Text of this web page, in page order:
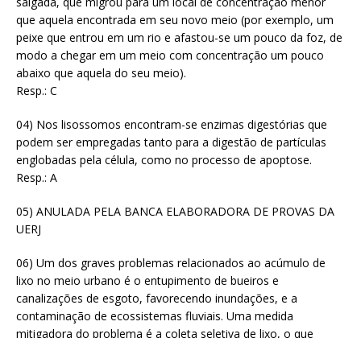
que aquela encontrada em seu novo meio (por exemplo, um
peixe que entrou em um rio e afastou-se um pouco da foz, de
modo a chegar em um meio com concentração um pouco
abaixo que aquela do seu meio).
Resp.: C
04) Nos lisossomos encontram-se enzimas digestórias que
podem ser empregadas tanto para a digestão de partículas
englobadas pela célula, como no processo de apoptose.
Resp.: A
05) ANULADA PELA BANCA ELABORADORA DE PROVAS DA
UERJ
06) Um dos graves problemas relacionados ao acúmulo de
lixo no meio urbano é o entupimento de bueiros e
canalizações de esgoto, favorecendo inundações, e a
contaminação de ecossistemas fluviais. Uma medida
mitigadora do problema é a coleta seletiva de lixo, o que